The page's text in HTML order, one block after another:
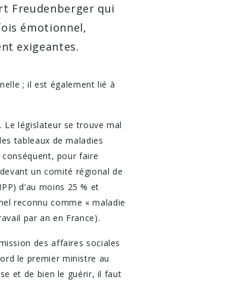
Freudenberger qui
émotionnel,
exigeantes.
; il est également lié à
Le législateur se trouve mal
tableaux de maladies
pour faire
un comité régional de
d’au moins 25 % et
reconnu comme « maladie
par an en France).
des affaires sociales
le premier ministre au
et de bien le guérir, il faut